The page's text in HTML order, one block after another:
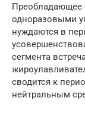
Преобладающее
одноразовыми
нуждаются в
сегмента
сводится к
нейтральным